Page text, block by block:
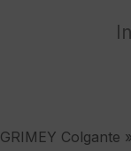
GRIMEY Colgante